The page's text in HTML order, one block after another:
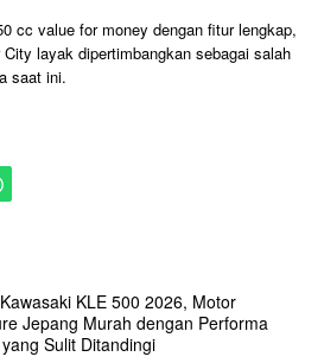
cc value for money dengan fitur lengkap,
layak dipertimbangkan sebagai salah
saat ini.
KLE 500 2026, Motor
Jepang Murah dengan Performa
Sulit Ditandingi